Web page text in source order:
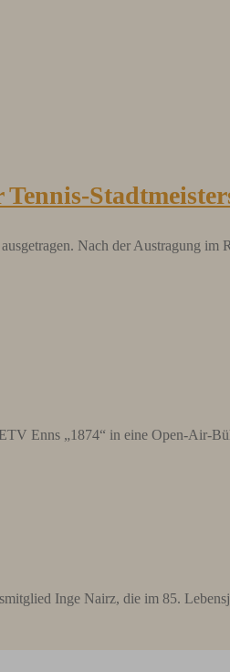
Nach der Austragung
Enns „1874“ in eine Open-
Inge Nairz, die im 85.